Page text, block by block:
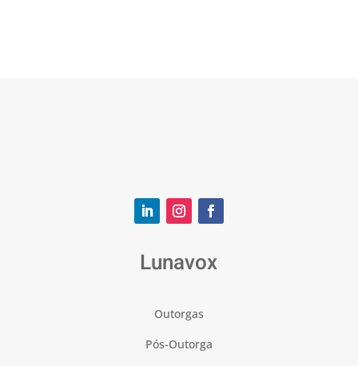
Lunavox
Outorgas
Pós-Outorga